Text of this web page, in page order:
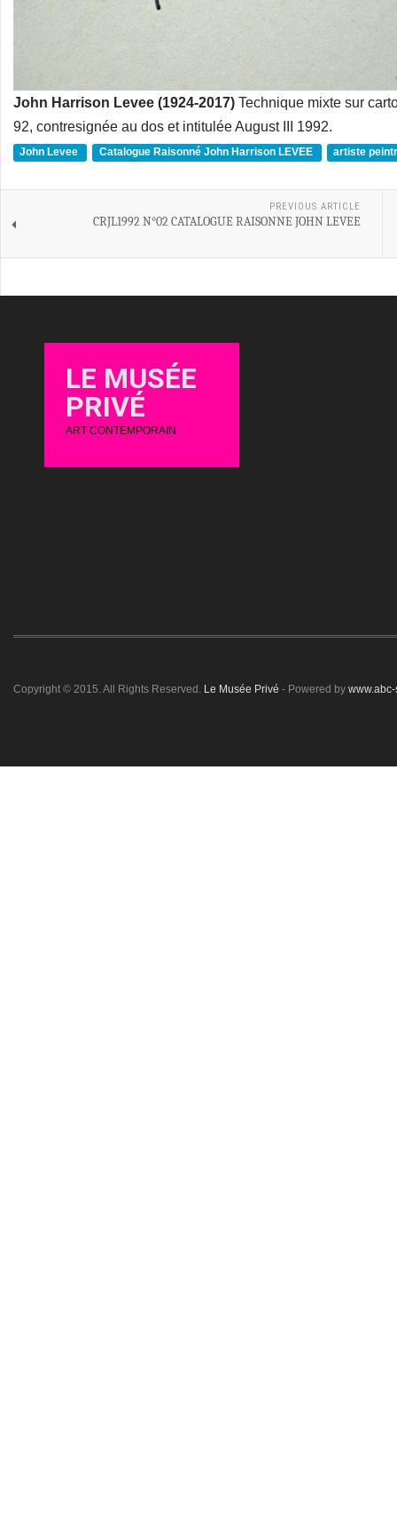
John Harrison Levee (1924-2017) Technique mixte sur
92, contresignée au dos et intitulée August III 1992.
John Levee Catalogue Raisonné John Harrison LEVEE artiste
PREVIOUS ARTICLE
CRJL1992 N°02 CATALOGUE RAISONNE JOHN LEVEE
LE MUSÉE
PRIVÉ
ART CONTEMPORAIN
Copyright © 2015. All Rights Reserved. Le Musée Privé - Powered by